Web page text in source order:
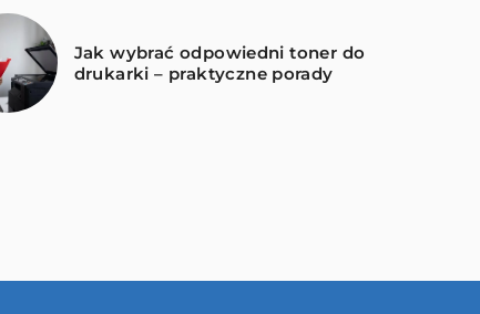
Jak wybrać odpowiedni toner do
drukarki – praktyczne porady